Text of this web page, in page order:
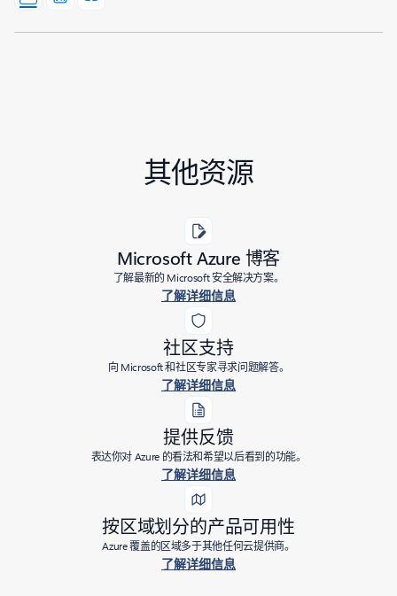
其他资源
Microsoft Azure 博客
了解最新的 Microsoft 安全解决方案。
了解详细信息
社区支持
向 Microsoft 和社区专家寻求问题解答。
了解详细信息
提供反馈
表达你对 Azure 的看法和希望以后看到的功能。
了解详细信息
按区域划分的产品可用性
Azure 覆盖的区域多于其他任何云提供商。
了解详细信息